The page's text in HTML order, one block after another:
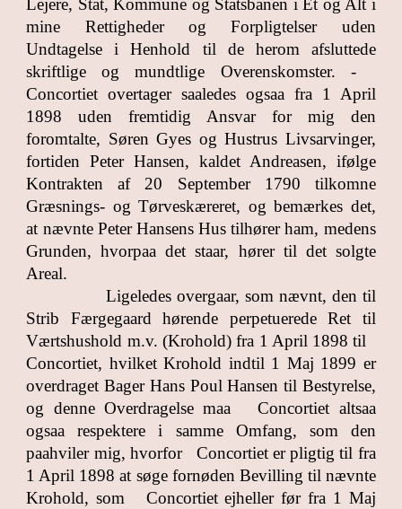
Lejere, Stat, Kommune og Statsbanen i Et og Alt i
mine Rettigheder og Forpligtelser uden
Undtagelse i Henhold til de herom afsluttede
skriftlige og mundtlige Overenskomster. -
Concortiet overtager saaledes ogsaa fra 1 April
1898 uden fremtidig Ansvar for mig den
foromtalte, Søren Gyes og Hustrus Livsarvinger,
fortiden Peter Hansen, kaldet Andreasen, ifølge
Kontrakten af 20 September 1790 tilkomne
Græsnings- og Tørveskæreret, og bemærkes det,
at nævnte Peter Hansens Hus tilhører ham, medens
Grunden, hvorpaa det staar, hører til det solgte
Areal.
Ligeledes overgaar, som nævnt, den til
Strib Færgegaard hørende perpetuerede Ret til
Værtshushold m.v. (Krohold) fra 1 April 1898 til
Concortiet, hvilket Krohold indtil 1 Maj 1899 er
overdraget Bager Hans Poul Hansen til Bestyrelse,
og denne Overdragelse maa Concortiet altsaa
ogsaa respektere i samme Omfang, som den
paahviler mig, hvorfor Concortiet er pligtig til fra
1 April 1898 at søge fornøden Bevilling til nævnte
Krohold, som Concortiet ejheller før fra 1 Maj